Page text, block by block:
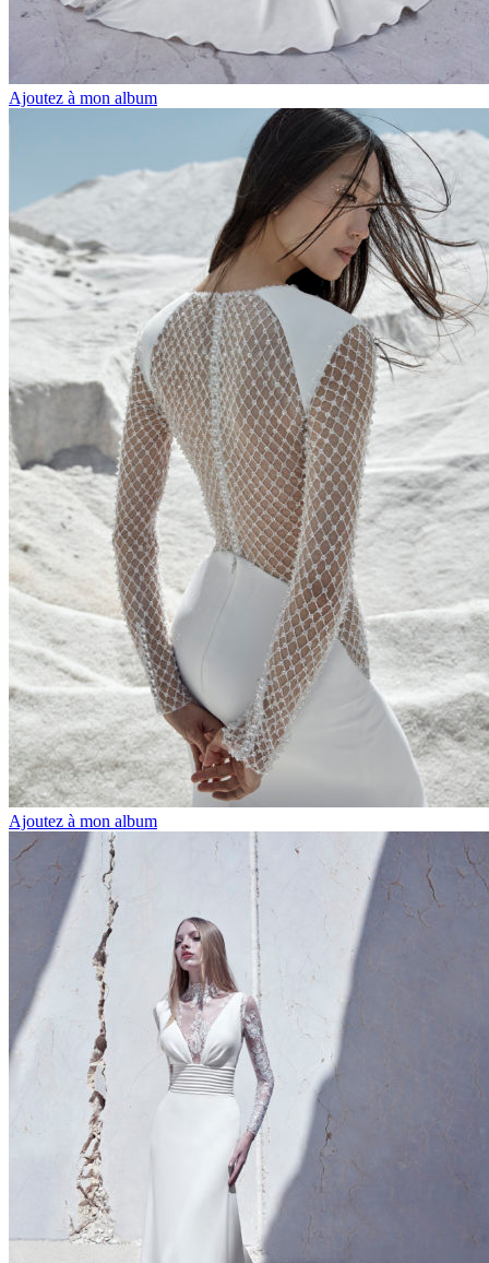
Ajoutez à mon album
Ajoutez à mon album